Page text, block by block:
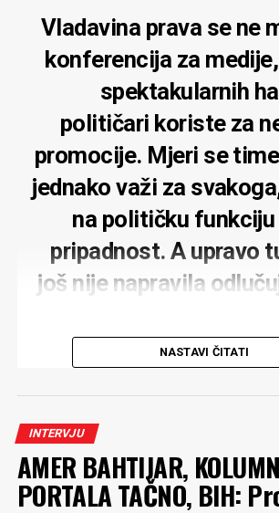
Vladavina prava se ne
konferencija za
spektakularnih
političari koriste za
promocije. Mjeri se
jednako važi za
na političku
pripadnost. A upravo
još nije napravila
MONITOR:Zbog gradnje
kompanije Carine u Baošićima
RADULOVIĆ: Suština
građevinski projekat. Jasno je da su
NASTAVI ČITATI
INTERVJU
AMER BAHTIJAR,
PORTALA TAČNO, BIH: